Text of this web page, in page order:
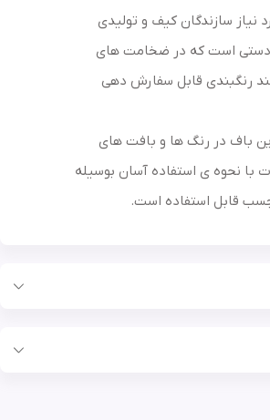
نیاز سازندگان کیف و تولیدی
است که در ضخامت های
رنگبندی قابل سفارش دهی
باف در رنگ ها و بافت های
با نحوه ی استفاده آسان بوسیله
قابل استفاده است.